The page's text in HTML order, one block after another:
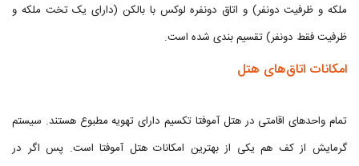
ملکه و ظرفیت دونفر) و اتاق دونفره لوکس با بالکن (دارای یک تخت ملکه و
ظرفیت فقط دونفر) تقسیم بندی شده است.
امکانات اتاق‌های هتل
تمام واحدهای اقامتی در هتل آموفتا تکسیم دارای تهویه مطبوع هستند. سیستم
گرمایش از کف هم یکی از بهترین امکانات هتل آموفتا است. پس اگر در